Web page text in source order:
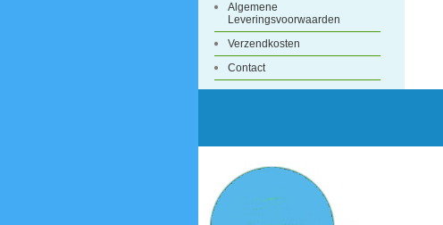
Algemene
Leveringsvoorwaarden
Verzendkosten
Contact